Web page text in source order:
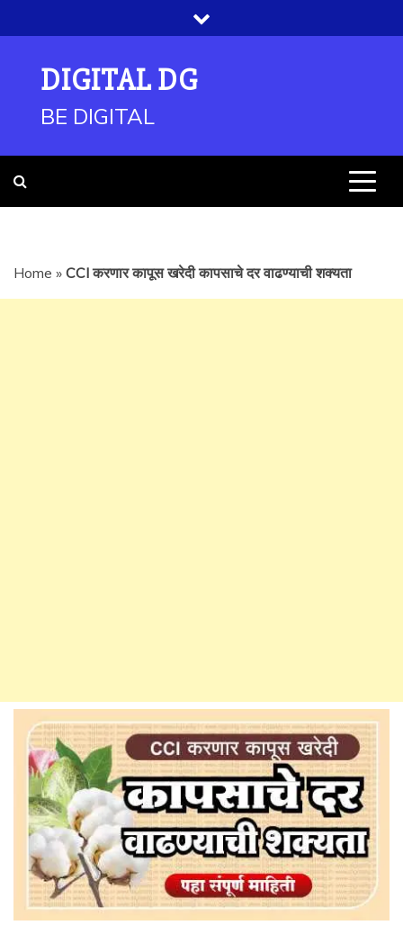
to
DIGITAL DG
BE DIGITAL
Home » CCI करणार कापूस खरेदी कापसाचे दर वाढण्याची शक्यता